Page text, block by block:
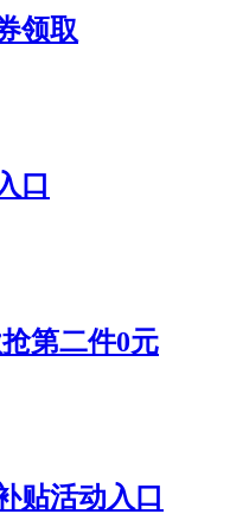
领取
口
第二件0元
贴活动入口